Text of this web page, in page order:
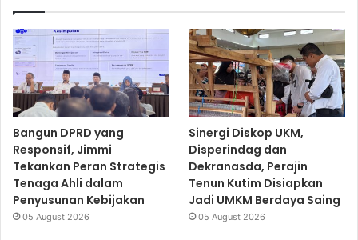
Bangun DPRD yang
Responsif, Jimmi
Tekankan Peran Strategis
Tenaga Ahli dalam
Penyusunan Kebijakan
05 August 2026
Sinergi Diskop UKM,
Disperindag dan
Dekranasda, Perajin
Tenun Kutim Disiapkan
Jadi UMKM Berdaya Saing
05 August 2026